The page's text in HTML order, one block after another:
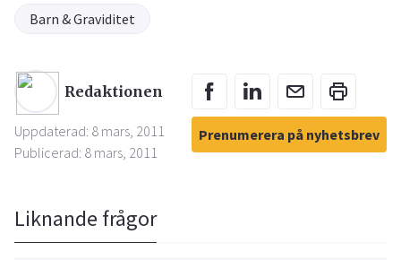
Barn & Graviditet
Redaktionen
Uppdaterad: 8 mars, 2011
Publicerad: 8 mars, 2011
Prenumerera på nyhetsbrev
Liknande frågor